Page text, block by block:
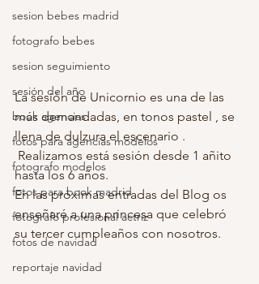
sesion bebes madrid
fotografo bebes
sesion seguimiento
sesión del año
book agencias
fotos para agencias modelos
fotografo modelos
fotos para book madrid
fotografo profesional actriz
fotos de navidad
reportaje navidad
La sesión de Unicornio es una de las
más demandadas, en tonos pastel , se
llena de dulzura el escenario .
hasta los 6 años.
En las próximas entradas del Blog os
enseñaré a una princesa que celebró
su tercer cumpleaños con nosotros.